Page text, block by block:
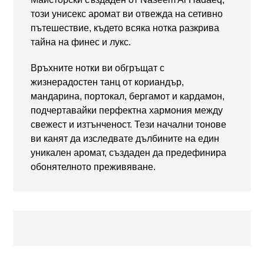
този унисекс аромат ви отвежда на сетивно
пътешествие, където всяка нотка разкрива
тайна на финес и лукс.
Връхните нотки ви обгръщат с
жизнерадостен танц от кориандър,
мандарина, портокал, бергамот и кардамон,
подчертавайки перфектна хармония между
свежест и изтънченост. Тези начални тонове
ви канят да изследвате дълбините на един
уникален аромат, създаден да предефинира
обонятелното преживяване.